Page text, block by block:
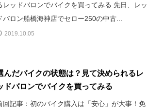
レッドバロンでバイクを買ってみる 先日、レッ
バロン船橋海神店でセロー250の中古...
2019.10.05
んだバイクの状態は？見て決められるレ
ドバロンでバイクを買ってみる
回記事：初のバイク購入は「安心」が大事！免